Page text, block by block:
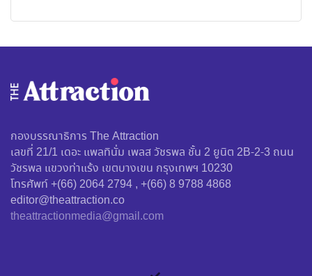
กองบรรณาธิการ The Attraction
เลขที่ 21/1 เดอะ แพลทินั่ม เพลส วัชรพล ชั้น 2 ยูนิต 2B-2-3 ถนน
วัชรพล แขวงท่าแร้ง เขตบางเขน กรุงเทพฯ 10230
โทรศัพท์ +(66) 2064 2794 , +(66) 8 9788 4868
editor@theattraction.co
theattractionmedia@gmail.com